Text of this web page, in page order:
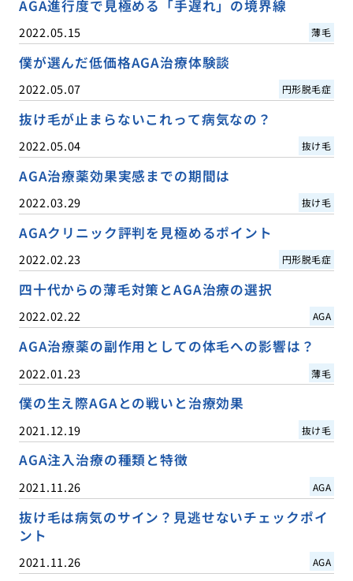
AGA進行度で見極める「手遅れ」の境界線
2022.05.15 薄毛
僕が選んだ低価格AGA治療体験談
2022.05.07 円形脱毛症
抜け毛が止まらないこれって病気なの？
2022.05.04 抜け毛
AGA治療薬効果実感までの期間は
2022.03.29 抜け毛
AGAクリニック評判を見極めるポイント
2022.02.23 円形脱毛症
四十代からの薄毛対策とAGA治療の選択
2022.02.22 AGA
AGA治療薬の副作用としての体毛への影響は？
2022.01.23 薄毛
僕の生え際AGAとの戦いと治療効果
2021.12.19 抜け毛
AGA注入治療の種類と特徴
2021.11.26 AGA
抜け毛は病気のサイン？見逃せないチェックポイ
ント
2021.11.26 AGA